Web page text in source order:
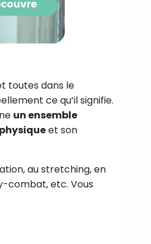
toutes dans le
ce qu’il signifie.
un ensemble
et son
au stretching, en
combat, etc. Vous
pour mesurer et optimiser les
des campagnes. Nous
si vous ouvrez les courriels,
vous le faites ainsi que
sur le terminal que vous
savoir plus sur ces traceurs,
cadeau !